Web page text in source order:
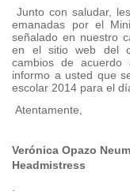
Junto con saludar,
emanadas por el
señalado en nuestro
en el sitio web del
cambios de acuerdo
informo a usted que
escolar 2014 para el
Atentamente,
Verónica Opazo
Headmistress
.